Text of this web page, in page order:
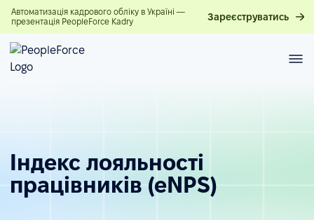
Автоматизація кадрового обліку в Україні —
презентація PeopleForce Kadry
Зареєструватись
Індекс лояльності
працівників (eNPS)